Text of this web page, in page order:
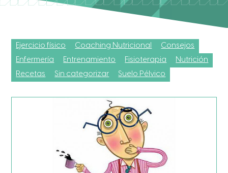
Ejercicio físico Coaching Nutricional
Consejos
Enfermería
Entrenamiento Fisioterapia
Nutrición
Recetas
Sin categorizar Suelo Pélvico